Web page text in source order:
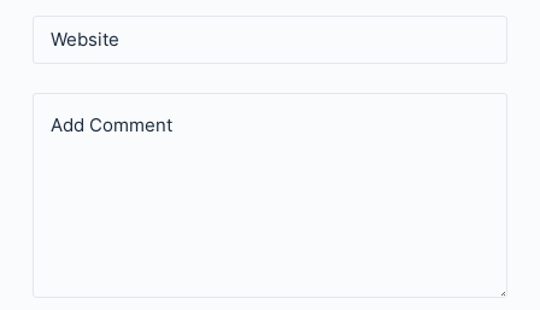
Website
Add Comment